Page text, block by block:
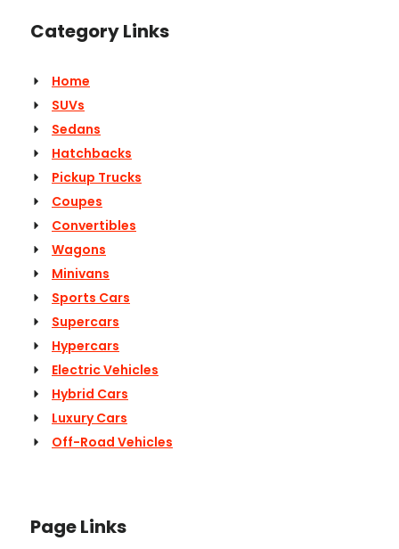
Category Links
Home
SUVs
Sedans
Hatchbacks
Pickup Trucks
Coupes
Convertibles
Wagons
Minivans
Sports Cars
Supercars
Hypercars
Electric Vehicles
Hybrid Cars
Luxury Cars
Off-Road Vehicles
Page Links